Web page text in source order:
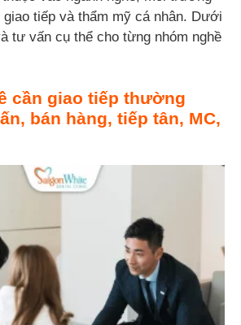
tiếp và thẩm mỹ cá nhân. Dưới
tư vấn cụ thể cho từng nhóm nghề
cần giao tiếp thường
bán hàng, tiếp tân, MC,